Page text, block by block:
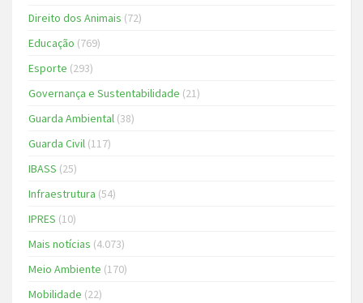
Direito dos Animais (72)
Educação (769)
Esporte (293)
Governança e Sustentabilidade (21)
Guarda Ambiental (38)
Guarda Civil (117)
IBASS (25)
Infraestrutura (54)
IPRES (10)
Mais notícias (4.073)
Meio Ambiente (170)
Mobilidade (22)